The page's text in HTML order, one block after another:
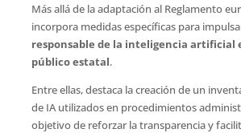
Más allá de la adaptación al Reglamento
incorpora medidas específicas para
responsable de la inteligencia artificial
público estatal.
Entre ellas, destaca la creación de un
de IA utilizados en procedimientos
objetivo de reforzar la transparencia y